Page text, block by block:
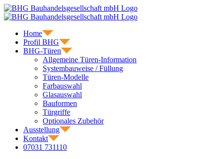
Skip
to
Home
Profil BHG
BHG-Türen
Allgemeine Türen-Information
Systembauweise / Füllung
Türen-Modelle
Farbauswahl
Glasauswahl
Bauformen
Türgriffe
Optionales Zubehör
Ausstellung
Kontakt
07031 731110